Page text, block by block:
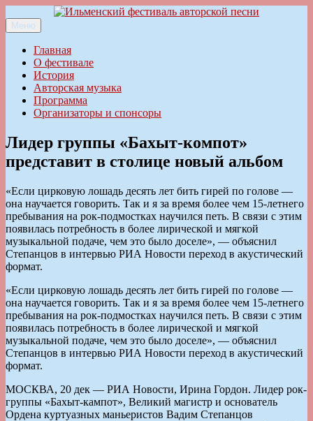
к
содержимому
Ильменский фестиваль авторской песни
Меню
Главная
О фестивале
История
Авторская музыка
Программа
Организаторы и спонсоры
Лидер группы «Бахыт-компот»
представит в столице новый альбом
«Если цирковую лошадь десять лет бить гирей по голове —
она научается говорить. Так и я за время более чем 15-летнего
пребывания на рок-подмостках научился петь. В связи с этим
появилась потребность в более лирической и мягкой
музыкальной подаче, чем это было доселе», — объяснил
Степанцов в интервью РИА Новости переход в акустический
формат.
«Если цирковую лошадь десять лет бить гирей по голове —
она научается говорить. Так и я за время более чем 15-летнего
пребывания на рок-подмостках научился петь. В связи с этим
появилась потребность в более лирической и мягкой
музыкальной подаче, чем это было доселе», — объяснил
Степанцов в интервью РИА Новости переход в акустический
формат.
МОСКВА, 20 дек — РИА Новости, Ирина Гордон. Лидер рок-
группы «Бахыт-кампот», Великий магистр и основатель
Ордена куртуазных маньеристов Вадим Степанцов